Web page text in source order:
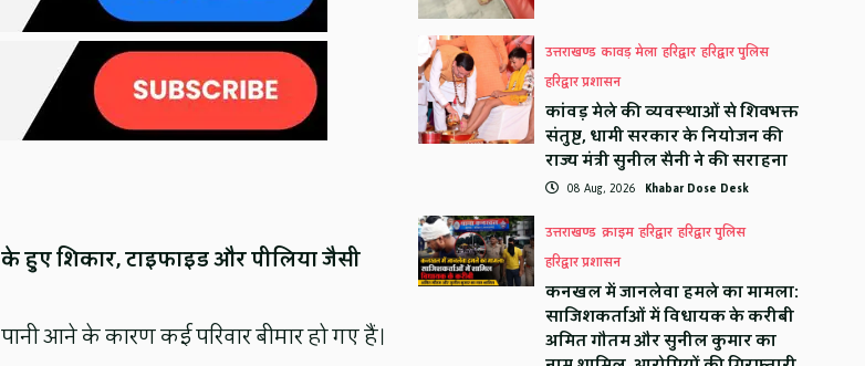
हुए शिकार, टाइफाइड और पीलिया जैसी
आने के कारण कई परिवार बीमार हो गए हैं।
उत्तराखण्ड कावड़ मेला हरिद्वार हरिद्वार पुलिस
हरिद्वार प्रशासन
कांवड़ मेले की व्यवस्थाओं से शिवभक्त
संतुष्ट, धामी सरकार के नियोजन की
राज्य मंत्री सुनील सैनी ने की सराहना
08 Aug, 2026 Khabar Dose Desk
उत्तराखण्ड क्राइम हरिद्वार हरिद्वार पुलिस
हरिद्वार प्रशासन
कनखल में जानलेवा हमले का मामला:
साजिशकर्ताओं में विधायक के करीबी
अमित गौतम और सुनील कुमार का